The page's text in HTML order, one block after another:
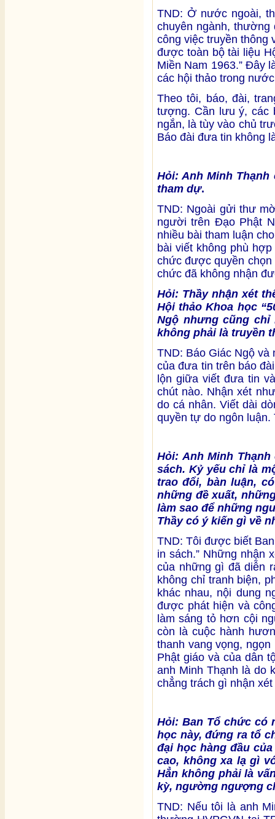
TND: Ở nước ngoài,
chuyên ngành, thường
công việc truyền thông
được toàn bộ tài liệu
Miền Nam 1963.” Đây
các hội thảo trong
Theo tôi, báo, đài,
tượng. Cần lưu ý, các
ngắn, là tùy vào chủ
Báo đài đưa tin không
Hỏi: Anh Minh
tham dự.
TND: Ngoài gửi thư
người trên Đạo Phật
nhiều bài tham luận
bài viết không phù
chức được quyền
chức đã không nhận
Hỏi: Thầy nhận xét
Hội thảo Khoa học
Ngộ nhưng cũng chỉ
không phải là truyền
TND: Báo Giác Ngộ và
của đưa tin trên báo
lộn giữa viết đưa tin
chút nào. Nhận xét
do cá nhân. Viết dài
quyền tự do ngôn
Hỏi: Anh Minh
sách. Kỷ yếu chỉ là
trao đổi, bàn luận,
những đề xuất,
làm sao để những
Thầy có ý kiến gì về
TND: Tôi được biết
in sách.” Những nhận
của những gì đã diễn
không chỉ tranh biện,
khác nhau, nội dung
được phát hiện và
làm sáng tỏ hơn cội
còn là cuộc hành
thanh vang vọng,
Phật giáo và của dân
anh Minh Thạnh là do
chẳng trách gì nhận
Hỏi: Ban Tổ chức có
học này, đứng ra tổ
đại học hàng đầu
cao, không xa lạ gì
Hẳn không phải là
kỳ, ngường ngượng
TND: Nếu tôi là anh